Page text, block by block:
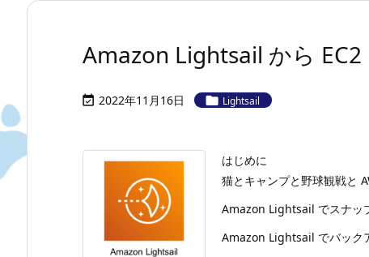
Amazon Lightsail から
 2022年11月16日  Lightsail
はじめに
猫とキャンプと野球観戦と
Amazon Lightsail でスナッ
Amazon Lightsail でバック